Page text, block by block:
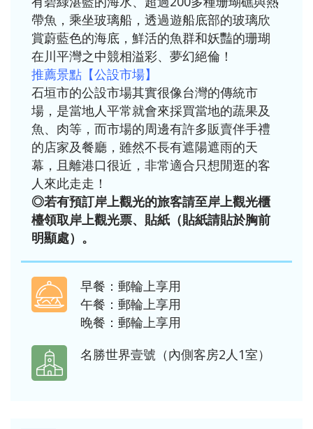
帶魚，乘坐玻璃船，透過遊船底部的玻璃欣
賞蔚藍色的海底，鮮活的魚群和妖豔的珊瑚
在川平灣之中競相溢彩、夢幻絕倫！
推薦景點【公設市場】
石垣市的公設市場其實很像台灣的傳統市
場，是當地人平常就會來採買當地的蔬果及
魚、肉等，而市場的周邊有許多販賣伴手禮
的店家及餐廳，雖然不長有遮陽遮雨的天
幕，且離港口很近，非常適合只想閒逛的客
人來此走走！
◎若有預訂岸上觀光的旅客請至岸上觀光櫃
檯領取岸上觀光票、貼紙（貼紙請貼於胸前
明顯處）。
早餐：郵輪上享用
午餐：郵輪上享用
晚餐：郵輪上享用
名勝世界壹號（內側客房2人1室）